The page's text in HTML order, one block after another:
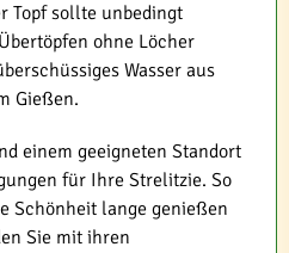
Topf sollte unbedingt
ohne Löcher
Wasser aus
Gießen.
einem geeigneten Standort
für Ihre Strelitzie. So
Schönheit lange genießen
Sie mit ihren